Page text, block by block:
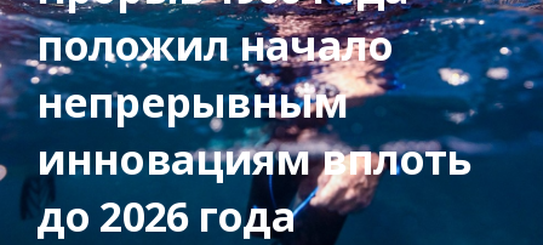
положил начало
непрерывным
инновациям вплоть
до 2026 года